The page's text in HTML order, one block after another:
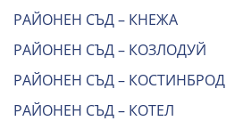
РАЙОНЕН СЪД – КНЕЖА
РАЙОНЕН СЪД – КОЗЛОДУЙ
РАЙОНЕН СЪД – КОСТИНБРОД
РАЙОНЕН СЪД – КОТЕЛ